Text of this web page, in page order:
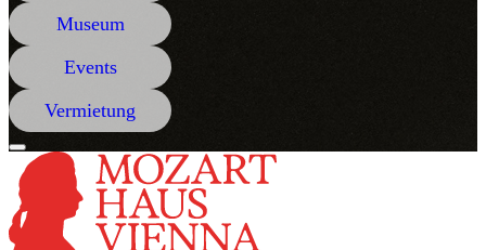
Museum
Events
Vermietung